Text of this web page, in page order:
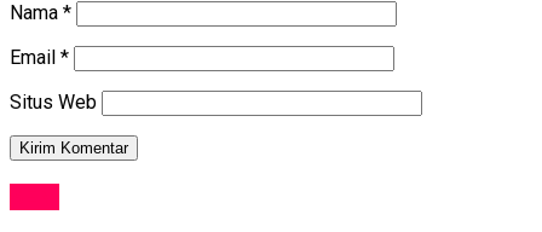
Nama *
Email *
Situs Web